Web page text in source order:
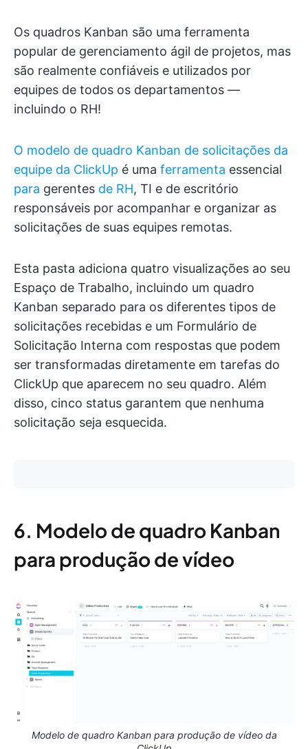
Os quadros Kanban são uma ferramenta
popular de gerenciamento ágil de projetos, mas
são realmente confiáveis e utilizados por
equipes de todos os departamentos —
incluindo o RH!
O modelo de quadro Kanban de solicitações da
equipe da ClickUp é uma ferramenta essencial
para gerentes de RH, TI e de escritório
responsáveis por acompanhar e organizar as
solicitações de suas equipes remotas.
Esta pasta adiciona quatro visualizações ao seu
Espaço de Trabalho, incluindo um quadro
Kanban separado para os diferentes tipos de
solicitações recebidas e um Formulário de
Solicitação Interna com respostas que podem
ser transformadas diretamente em tarefas do
ClickUp que aparecem no seu quadro. Além
disso, cinco status garantem que nenhuma
solicitação seja esquecida.
6. Modelo de quadro Kanban
para produção de vídeo
Modelo de quadro Kanban para produção de vídeo da